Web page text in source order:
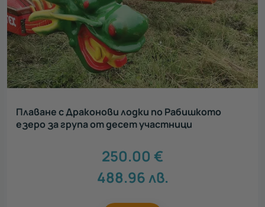
Плаване с Драконови лодки по Рабишкото
езеро за група от десет участници
250.00 €
488.96лв.